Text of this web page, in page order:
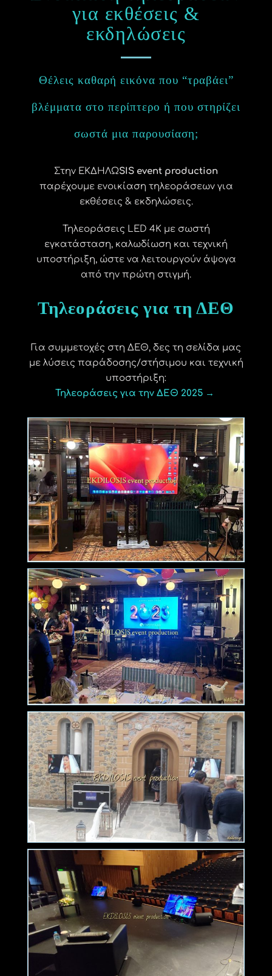
για εκθέσεις &
εκδηλώσεις
Θέλεις καθαρή εικόνα που “τραβάει”
βλέμματα στο περίπτερο ή που στηρίζει
σωστά μια παρουσίαση;
Στην ΕΚΔΗΛΩSIS event production
παρέχουμε ενοικίαση τηλεοράσεων για
εκθέσεις & εκδηλώσεις.
Τηλεοράσεις LED 4K με σωστή
εγκατάσταση, καλωδίωση και τεχνική
υποστήριξη, ώστε να λειτουργούν άψογα
από την πρώτη στιγμή.
Τηλεοράσεις για τη ΔΕΘ
Για συμμετοχές στη ΔΕΘ, δες τη σελίδα μας
με λύσεις παράδοσης/στήσιμου και τεχνική
υποστήριξη:
Τηλεοράσεις για την ΔΕΘ 2025 →